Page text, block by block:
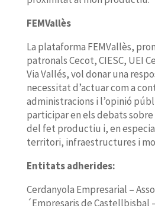
FEMVallès
La plataforma FEMVallès,
patronals Cecot, CIESC, UEI
Via Vallés, vol donar una
necessitat d’actuar com a
administracions i l’opinió
participar en els debats
del fet productiu i, en
territori, infraestructures i
Entitats adherides:
Cerdanyola Empresarial –
´Empresaris de Castellbisbal